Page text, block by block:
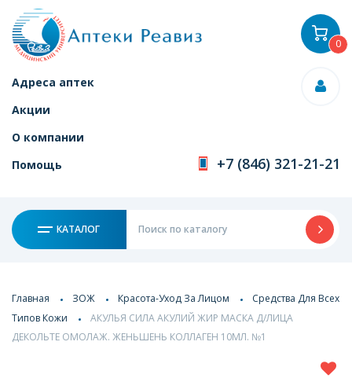
Адреса аптек
Акции
О компании
Помощь
+7 (846) 321-21-21
КАТАЛОГ
0
Главная ЗОЖ Красота-Уход За Лицом
Средства Для Всех
Типов Кожи
АКУЛЬЯ СИЛА АКУЛИЙ ЖИР МАСКА Д/ЛИЦА
ДЕКОЛЬТЕ ОМОЛАЖ. ЖЕНЬШЕНЬ КОЛЛАГЕН 10МЛ. №1